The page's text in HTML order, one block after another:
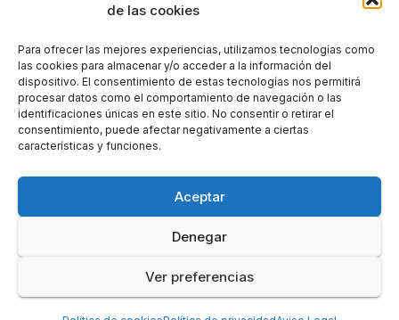
de las cookies
Para ofrecer las mejores experiencias, utilizamos tecnologías como
las cookies para almacenar y/o acceder a la información del
dispositivo. El consentimiento de estas tecnologías nos permitirá
procesar datos como el comportamiento de navegación o las
identificaciones únicas en este sitio. No consentir o retirar el
consentimiento, puede afectar negativamente a ciertas
características y funciones.
Aceptar
Denegar
Ver preferencias
Societat
Excursionista de
València
Themeansar